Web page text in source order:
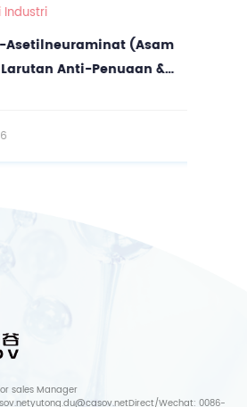
(Asam
Penuaan &
sales Manager
yutong.du@casov.netDirect/Wechat:0086-